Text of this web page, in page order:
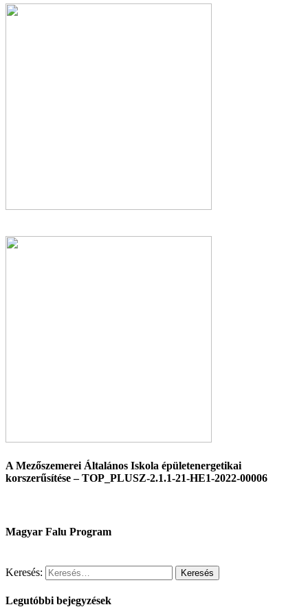
A Mezőszemerei Általános Iskola épületenergetikai
korszerűsítése – TOP_PLUSZ-2.1.1-21-HE1-2022-00006
Magyar Falu Program
Keresés:
Legutóbbi bejegyzések